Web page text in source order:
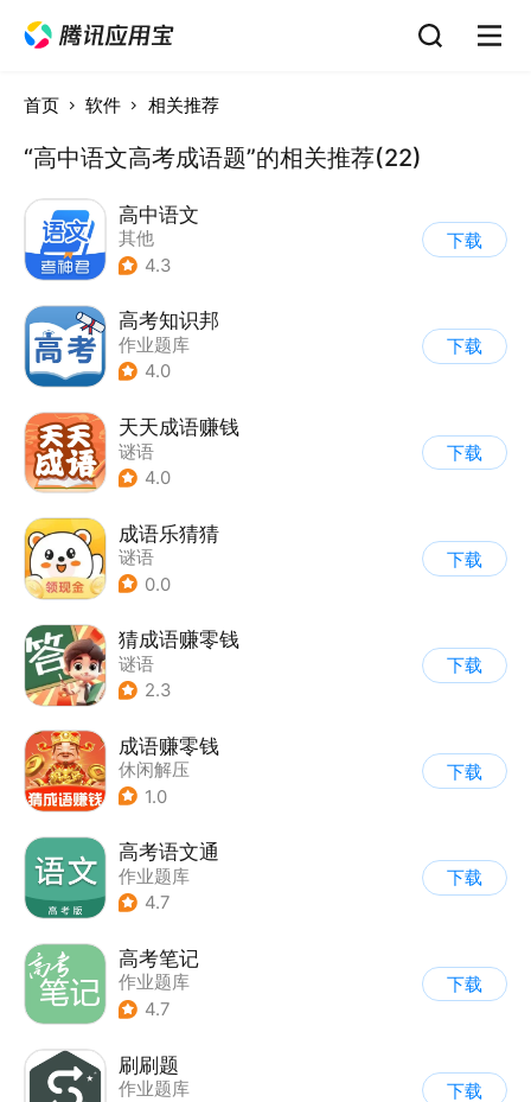
首页 软件 相关推荐
“高中语文高考成语题”的相关推荐(22)
高中语文
其他
4.3
下载
高考知识邦
作业题库
4.0
下载
天天成语赚钱
谜语
4.0
下载
成语乐猜猜
谜语
0.0
下载
猜成语赚零钱
谜语
2.3
下载
成语赚零钱
休闲解压
1.0
下载
高考语文通
作业题库
4.7
下载
高考笔记
作业题库
4.7
下载
刷刷题
作业题库
下载